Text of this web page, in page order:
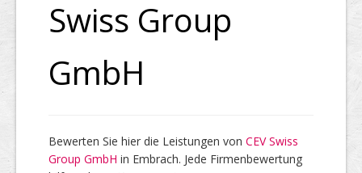
Swiss Group
GmbH
Bewerten Sie hier die Leistungen von CEV Swiss
Group GmbH in Embrach. Jede Firmenbewertung